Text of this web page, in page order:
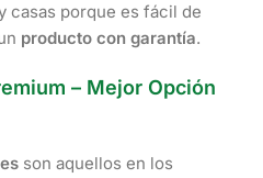
casas porque es fácil de
producto con garantía.
– Mejor Opción
son aquellos en los